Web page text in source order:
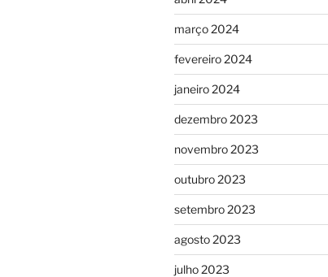
março 2024
fevereiro 2024
janeiro 2024
dezembro 2023
novembro 2023
outubro 2023
setembro 2023
agosto 2023
julho 2023